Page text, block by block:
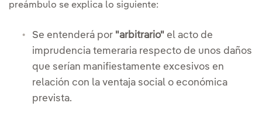
preámbulo se explica lo siguiente:
Se entenderá por "arbitrario" el acto de
imprudencia temeraria respecto de unos daños
que serían manifiestamente excesivos en
relación con la ventaja social o económica
prevista.